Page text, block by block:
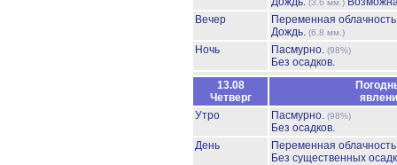
(3.6 мм.)
Вечер
Переменная
Дождь. (6.8 мм.)
Ночь Пасмурно. (98%)
Без осадков.
13.08
Четверг
Утро
Пасмурно. (98%)
Без осадков.
День
Переменная
Без существенных